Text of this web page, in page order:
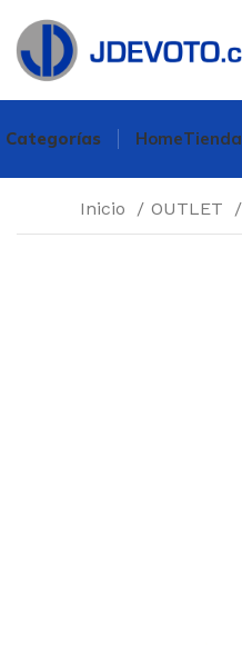
Categorías HomeTienda
Inicio OUTLET